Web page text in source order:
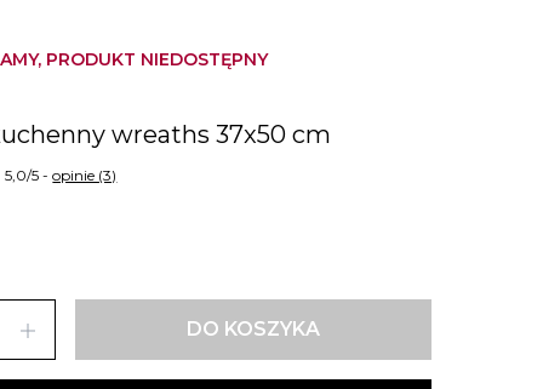
PRODUKT NIEDOSTĘPNY
wreaths 37x50 cm
5,0/5 -opinie (3)
add DO KOSZYKA